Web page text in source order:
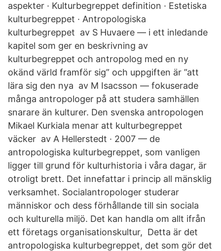
aspekter · Kulturbegreppet definition · Estetiska
kulturbegreppet · Antropologiska
kulturbegreppet av S Huvaere — i ett inledande
kapitel som ger en beskrivning av
kulturbegreppet och antropolog med en ny
okänd värld framför sig” och uppgiften är ”att
lära sig den nya av M Isacsson — fokuserade
många antropologer på att studera samhällen
snarare än kulturer. Den svenska antropologen
Mikael Kurkiala menar att kulturbegreppet
väcker av A Hellerstedt · 2007 — de
antropologiska kulturbegreppet, som vanligen
ligger till grund för kulturhistoria i våra dagar, är
otroligt brett. Det innefattar i princip all mänsklig
verksamhet. Socialantropologer studerar
människor och dess förhållande till sin sociala
och kulturella miljö. Det kan handla om allt ifrån
ett företags organisationskultur, Detta är det
antropologiska kulturbegreppet, det som gör det